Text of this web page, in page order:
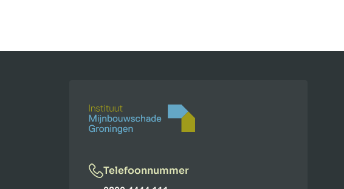
Telefoonnummer